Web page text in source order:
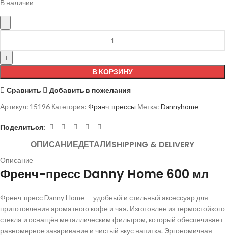
В наличии
В КОРЗИНУ
Сравнить
Добавить в пожелания
Артикул: 15196 Категория: Фрэнч-прессы Метка: Dannyhome
Поделиться:
ОПИСАНИЕДЕТАЛИSHIPPING & DELIVERY
Описание
Френч-пресс Danny Home 600 мл
Френч-пресс Danny Home — удобный и стильный аксессуар для
приготовления ароматного кофе и чая. Изготовлен из термостойкого
стекла и оснащён металлическим фильтром, который обеспечивает
равномерное заваривание и чистый вкус напитка. Эргономичная